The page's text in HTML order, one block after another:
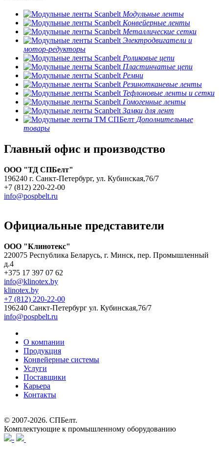
Модульные ленты
Конвейерные ленты
Металлические сетки
Электродвигатели и
мотор-редукторы
Роликовые цепи
Пластинчатые цепи
Ремни
Резинотканевые ленты
Тефлоновые ленты и сетки
Гомогенные ленты
Замки для лент
Дополнительные
товары
Главный офис и производство
ООО "ТД СПБелт"
196240 г. Санкт-Петербург, ул. Кубинская,76/7
+7 (812) 220-22-00
info@pospbelt.ru
Официальные представители
ООО "Клинотекс"
220075 Республика Беларусь, г. Минск, пер. Промышленный
д.4
+375 17 397 07 62
info@klinotex.by
klinotex.by
+7 (812) 220-22-00
196240 Санкт-Петербург ул. Кубинская,76/7
info@pospbelt.ru
О компании
Продукция
Конвейерные системы
Услуги
Поставщики
Карьера
Контакты
© 2007-2026. СПБелт.
Комплектующие к промышленному оборудованию